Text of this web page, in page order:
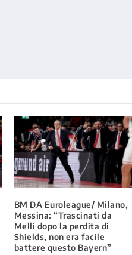
BM DA Euroleague/ Milano,
Messina: “Trascinati da
Melli dopo la perdita di
Shields, non era facile
battere questo Bayern”